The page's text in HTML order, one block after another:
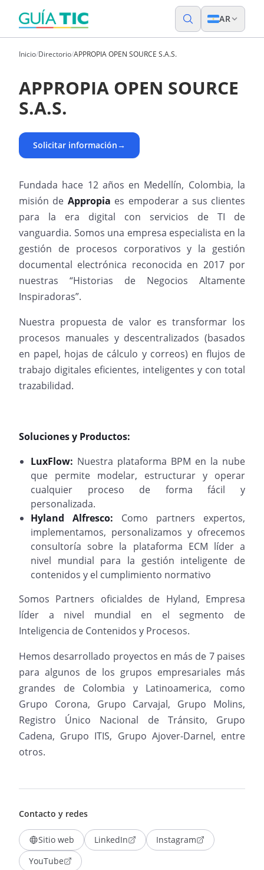
AR
Inicio/Directorio/APPROPIA OPEN SOURCE S.A.S.
APPROPIA OPEN SOURCE
S.A.S.
Solicitar información→
Fundada hace 12 años en Medellín, Colombia, la
misión de Appropia es empoderar a sus clientes
para la era digital con servicios de TI de
vanguardia. Somos una empresa especialista en la
gestión de procesos corporativos y la gestión
documental electrónica reconocida en 2017 por
nuestras “Historias de Negocios Altamente
Inspiradoras”.
Nuestra propuesta de valor es transformar los
procesos manuales y descentralizados (basados
en papel, hojas de cálculo y correos) en flujos de
trabajo digitales eficientes, inteligentes y con total
trazabilidad.
Soluciones y Productos:
LuxFlow: Nuestra plataforma BPM en la nube
que permite modelar, estructurar y operar
cualquier proceso de forma fácil y
personalizada.
Hyland Alfresco: Como partners expertos,
implementamos, personalizamos y ofrecemos
consultoría sobre la plataforma ECM líder a
nivel mundial para la gestión inteligente de
contenidos y el cumplimiento normativo
Somos Partners oficialdes de Hyland, Empresa
líder a nivel mundial en el segmento de
Inteligencia de Contenidos y Procesos.
Hemos desarrollado proyectos en más de 7 paises
para algunos de los grupos empresariales más
grandes de Colombia y Latinoamerica, como
Grupo Corona, Grupo Carvajal, Grupo Molins,
Registro Único Nacional de Tránsito, Grupo
Cadena, Grupo ITIS, Grupo Ajover-Darnel, entre
otros.
Contacto y redes
Sitio web LinkedIn
Instagram
YouTube